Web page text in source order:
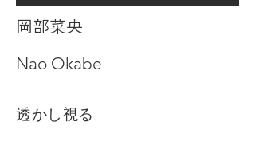
岡部菜央
Nao Okabe
透かし視る